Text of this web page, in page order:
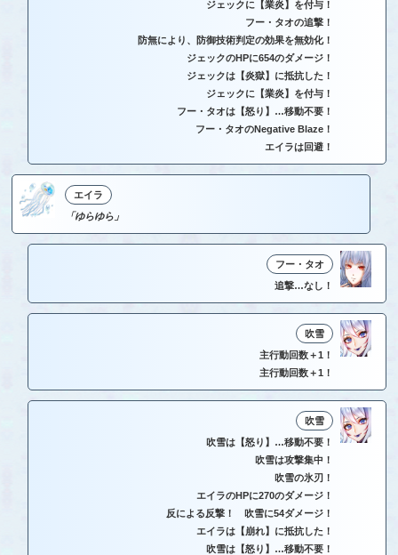
ジェックに【業炎】を付与！
フー・タオの追撃！
防無により、防御技術判定の効果を無効化！
ジェックのHPに654のダメージ！
ジェックは【炎獄】に抵抗した！
ジェックに【業炎】を付与！
フー・タオは【怒り】…移動不要！
フー・タオのNegative Blaze！
エイラは回避！
エイラ
「ゆらゆら」
フー・タオ
追撃…なし！
吹雪
主行動回数＋1！
主行動回数＋1！
吹雪
吹雪は【怒り】…移動不要！
吹雪は攻撃集中！
吹雪の氷刃！
エイラのHPに270のダメージ！
反による反撃！ 吹雪に54ダメージ！
エイラは【崩れ】に抵抗した！
吹雪は【怒り】…移動不要！